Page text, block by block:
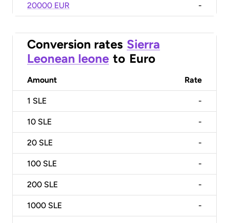
20000 EUR -
Conversion rates Sierra
Leonean leone to Euro
Amount Rate
1 SLE -
10 SLE -
20 SLE -
100 SLE -
200 SLE -
1000 SLE -